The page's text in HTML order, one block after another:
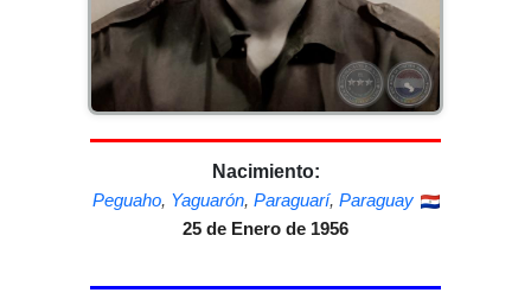
Nacimiento:
Peguaho, Yaguarón, Paraguarí, Paraguay
25 de Enero de 1956